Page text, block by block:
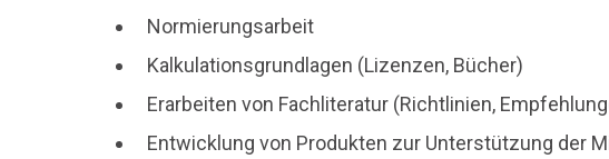
Normierungsarbeit
Kalkulationsgrundlagen (Lizenzen, Bücher)
Erarbeiten von Fachliteratur (Richtlinien,
Entwicklung von Produkten zur Unterstützung der